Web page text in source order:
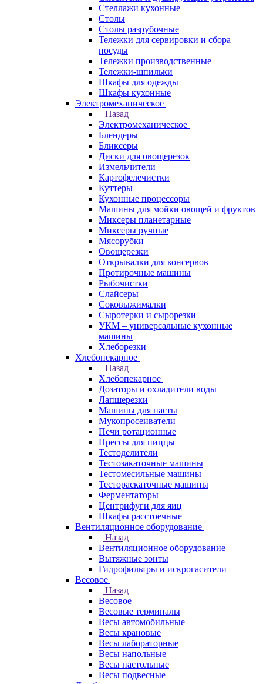
Стеллажи кухонные
Столы
Столы разрубочные
Тележки для сервировки и сбора
посуды
Тележки производственные
Тележки-шпильки
Шкафы для одежды
Шкафы кухонные
Электромеханическое
Назад
Электромеханическое
Блендеры
Бликсеры
Диски для овощерезок
Измельчители
Картофелечистки
Куттеры
Кухонные процессоры
Машины для мойки овощей и фруктов
Миксеры планетарные
Миксеры ручные
Мясорубки
Овощерезки
Открывалки для консервов
Протирочные машины
Рыбочистки
Слайсеры
Соковыжималки
Сыротерки и сырорезки
УКМ – универсальные кухонные
машины
Хлеборезки
Хлебопекарное
Назад
Хлебопекарное
Дозаторы и охладители воды
Лапшерезки
Машины для пасты
Мукопросеиватели
Печи ротационные
Прессы для пиццы
Тестоделители
Тестозакаточные машины
Тестомесильные машины
Тестораскаточные машины
Ферментаторы
Центрифуги для яиц
Шкафы расстоечные
Вентиляционное оборудование
Назад
Вентиляционное оборудование
Вытяжные зонты
Гидрофильтры и искрогасители
Весовое
Назад
Весовое
Весовые терминалы
Весы автомобильные
Весы крановые
Весы лабораторные
Весы напольные
Весы настольные
Весы подвесные